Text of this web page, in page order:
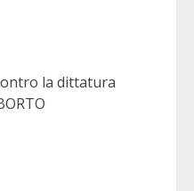
la dittatura